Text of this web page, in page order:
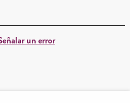
un error